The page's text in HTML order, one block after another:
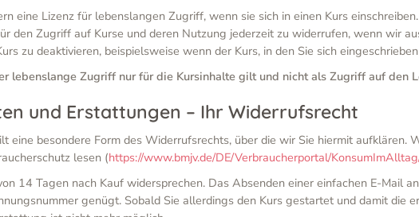
eine Lizenz für lebenslangen Zugriff, wenn sie sich in einen Kurs
den Zugriff auf Kurse und deren Nutzung jederzeit zu widerrufen, wenn wir
zu deaktivieren, beispielsweise wenn der Kurs, in den Sie sich
lebenslange Zugriff nur für die Kursinhalte gilt und nicht als Zugriff auf den
und Erstattungen – Ihr Widerrufsrecht
eine besondere Form des Widerrufsrechts, über die wir Sie hiermit aufklären.
lesen (https://www.bmjv.de/DE/Verbraucherportal/
14 Tagen nach Kauf widersprechen. Das Absenden einer einfachen E-Mail
genügt. Sobald Sie allerdings den Kurs gestartet und damit die